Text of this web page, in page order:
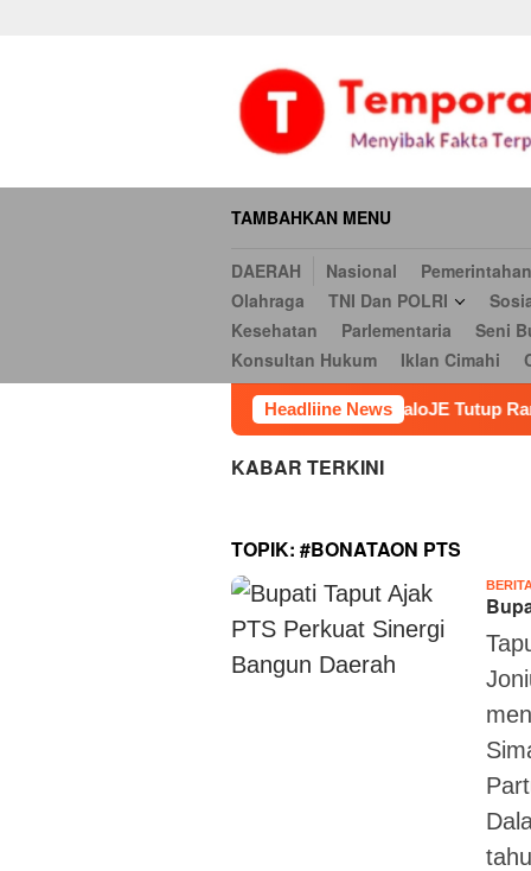
TAMBAHKAN MENU
DAERAH Nasional Pemerintahan
Olahraga
TNI Dan POLRI
Kesehatan
Parlementaria Seni
Konsultan Hukum
Iklan Cimahi
Headliine News
Peluncuran HaloJE Tutup Rangkaian Gebrak 2026
KABAR TERKINI
TOPIK: #BONATAON PTS
Religi
Cookie Policy Iklan Iklan